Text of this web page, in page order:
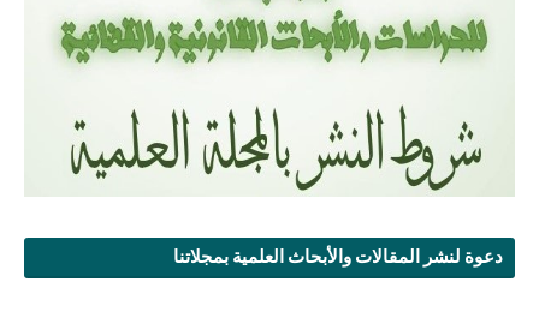
دعوة لنشر المقالات والأبحاث العلمية بمجلاتنا